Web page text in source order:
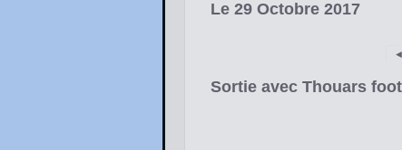
Le 29 Octobre 2017
◄
Sortie avec Thouars